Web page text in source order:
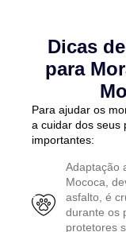
Dicas
para
Para ajudar os
a cuidar dos seus
importantes:
Adaptação
Mococa,
asfalto, é
durante os
protetores